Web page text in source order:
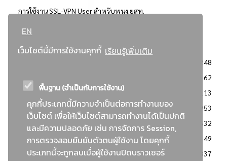
EN
เว็บไซต์นี้มีการใช้งานคุกกี้ เรียนรู้เพิ่มเติม
พื้นฐาน (จำเป็นกับการใช้งาน)
คุกกี้ประเภทนี้มีความจำเป็นต่อการทำงานของ
เว็บไซต์ เพื่อให้เว็บไซต์สามารถทำงานได้เป็นปกติ
และมีความปลอดภัย เช่น การจัดการ Session,
การตรวจสอบยืนยันตัวตนผู้ใช้งาน โดยคุกกี้
ประเภทนี้จะถูกลบเมื่อผู้ใช้งานปิดบราวเซอร์
การใช้งาน SSL-VPN User สำหรับพนง.ยสท.
..ยอดนิยม..
3248
2362
: วิธีเฉพาะเจาะจง
2113
ข่าวสาร/ประกาศ
1953
: เอกสารส่งเสริมความโปร่งใสในการจัดซื้อจัดจ้าง
1632
ข่าวสารจัดซื้อจัดจ้าง
1149
: แผนการจัดซื้อจัดจ้าง
837